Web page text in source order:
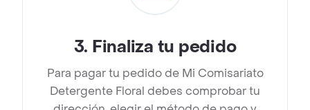
3. Finaliza tu pedido
Para pagar tu pedido de Mi Comisariato
Detergente Floral debes comprobar tu